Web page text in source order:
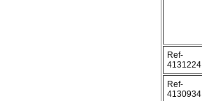
Ref-
4131224
Ref-
4130934